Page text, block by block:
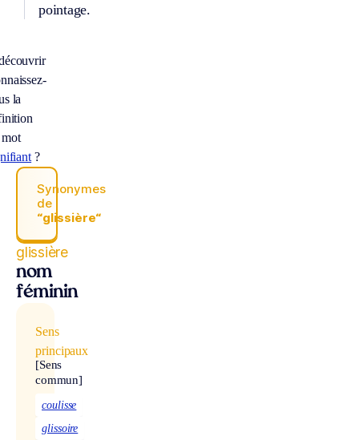
pointage.
la
?
Synonymes
de
“glissière“
glissière
nom
féminin
Sens
principaux
[Sens
commun]
coulisse
glissoire